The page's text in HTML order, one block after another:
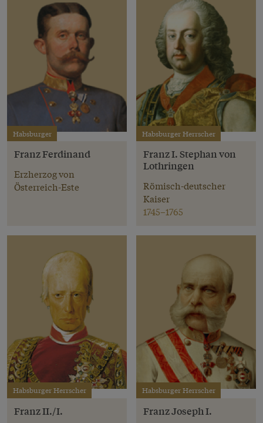
Habsburger
Franz Ferdinand
Erzherzog von
Österreich-Este
Habsburger Herrscher
Franz I. Stephan von
Lothringen
Römisch-deutscher
Kaiser
1745–1765
Habsburger Herrscher
Franz II./I.
Habsburger Herrscher
Franz Joseph I.